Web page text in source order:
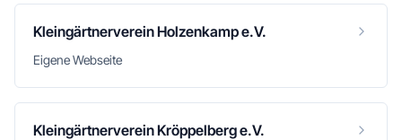
Kleingärtnerverein Holzenkamp e.V.
Eigene Webseite
Kleingärtnerverein Kröppelberg e.V.